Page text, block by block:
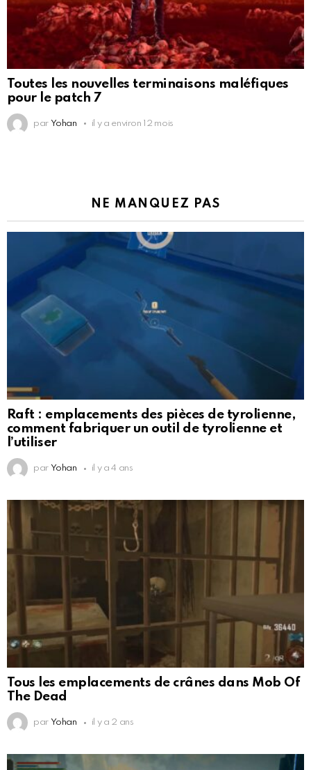
Toutes les nouvelles terminaisons maléfiques
pour le patch 7
par Yohan il y a environ 12 mois
NE MANQUEZ PAS
Raft : emplacements des pièces de tyrolienne,
comment fabriquer un outil de tyrolienne et
l’utiliser
par Yohan il y a 4 ans
Tous les emplacements de crânes dans Mob Of
The Dead
par Yohan il y a 2 ans